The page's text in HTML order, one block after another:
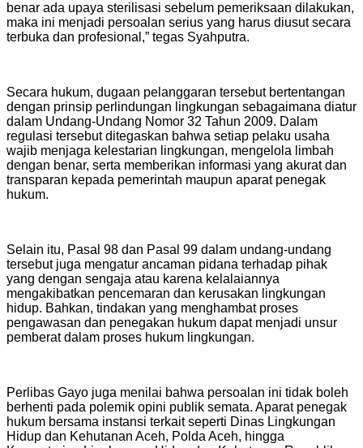
benar ada upaya sterilisasi sebelum pemeriksaan dilakukan,
maka ini menjadi persoalan serius yang harus diusut secara
terbuka dan profesional,” tegas Syahputra.
Secara hukum, dugaan pelanggaran tersebut bertentangan
dengan prinsip perlindungan lingkungan sebagaimana diatur
dalam Undang-Undang Nomor 32 Tahun 2009. Dalam
regulasi tersebut ditegaskan bahwa setiap pelaku usaha
wajib menjaga kelestarian lingkungan, mengelola limbah
dengan benar, serta memberikan informasi yang akurat dan
transparan kepada pemerintah maupun aparat penegak
hukum.
Selain itu, Pasal 98 dan Pasal 99 dalam undang-undang
tersebut juga mengatur ancaman pidana terhadap pihak
yang dengan sengaja atau karena kelalaiannya
mengakibatkan pencemaran dan kerusakan lingkungan
hidup. Bahkan, tindakan yang menghambat proses
pengawasan dan penegakan hukum dapat menjadi unsur
pemberat dalam proses hukum lingkungan.
Perlibas Gayo juga menilai bahwa persoalan ini tidak boleh
berhenti pada polemik opini publik semata. Aparat penegak
hukum bersama instansi terkait seperti Dinas Lingkungan
Hidup dan Kehutanan Aceh, Polda Aceh, hingga